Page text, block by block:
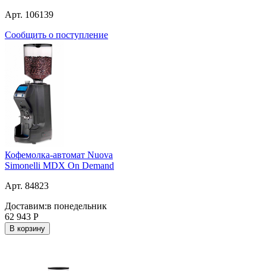
Арт. 106139
Сообщить о поступление
Кофемолка-автомат Nuova
Simonelli MDX On Demand
Арт. 84823
Доставим:в понедельник
62 943 Р
В корзину